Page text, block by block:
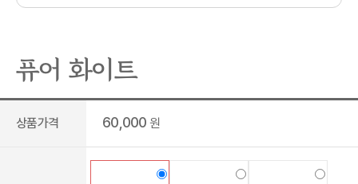
퓨어 화이트
상품가격 60,000 원